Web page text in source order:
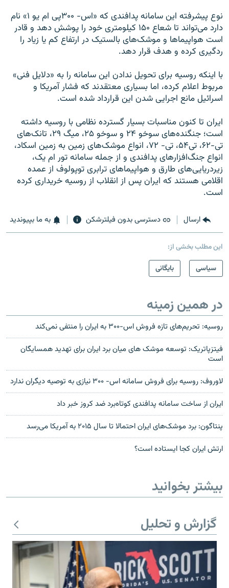
نوع پيشرفته اين سامانه پدافندی که «اس- ۳۰۰پی ام يو ۱» نام
دارد می‌تواند تا شعاع ۱۵۰ کيلومتری خود را پوشش دهد و قادر
است هواپيماها و موشک‌های بالستيک در ارتفاع کم يا زياد را
ردگيری کرده و هدف قرار دهد.
با اينکه روسيه برای تحويل ندادن اين سامانه را به «دلايل فنی»
مربوط اعلام کرده، اما بسياری معتقدند که فشار آمريکا و
اسرائيل مانع اجرايی شدن اين قرارداد شده است.
ايران تا کنون مناسبات بسيار گسترده نظامی با روسيه داشته
است؛ جنگنده‌های سوخو ۲۴ و سوخو ۲۵، ميگ ۲۹، تانک‌های
تی-۶۲، تی۵۴، تی- ۷۲، انواع موشک‌های زمين به زمين اسکاد،
انواع جنگ‌افزارهای پدافندی و از جمله سامانه تور ام يک،
زيردريايی‌های طارق و هواپيما‌های ترابری توپولوف از عمده
اقلامی هستند که ايران پس از انقلاب از روسيه خريداری کرده
است.
ارسال دسترسی بدون فیلترشکن به ما بپیوندید
این مطلب بخشی از:
سیاسی
بایگانی
در همین زمینه
روسیه: تحریم‌های تازه فروش اس-۳۰۰ به ایران را منتفى نمى‌کند
فیتزپاتریک: توسعه موشک های میان برد ایران برای تهدید همسایگان
است
لاوروف: روسیه برای فروش سامانه‌ اس- ۳۰۰ نیازی به توصیه دیگران ندارد
ایران از ساخت سامانه پدافندی کوتاه‌برد ضد کروز خبر داد
پنتاگون: برد موشک‌های ايران احتمالا تا سال ۲۰۱۵ به آمريکا می‌رسد
ارتش ایران کجا ایستاده است؟
بیشتر بخوانید
گزارش و تحلیل